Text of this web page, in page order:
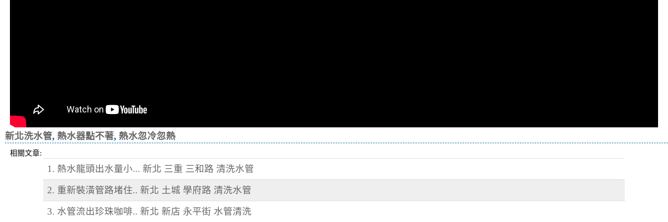
新北洗水管, 熱水器點不著, 熱水忽冷忽熱
相關文章:
1. 熱水龍頭出水量小... 新北 三重 三和路 清洗水管
2. 重新裝潢管路堵住.. 新北 土城 學府路 清洗水管
3. 水管流出珍珠咖啡.. 新北 新店 永平街 水管清洗